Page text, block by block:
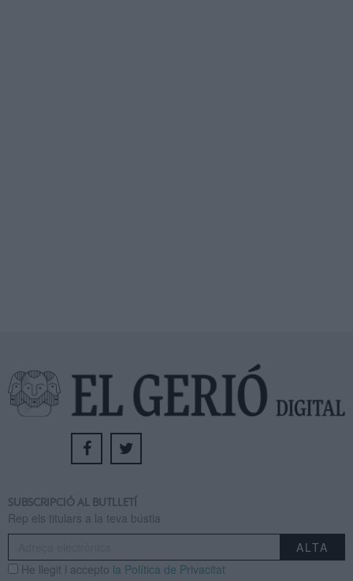
SUBSCRIPCIÓ AL BUTLLETÍ
Rep els titulars a la teva bústia
He llegit i accepto la Política de Privacitat